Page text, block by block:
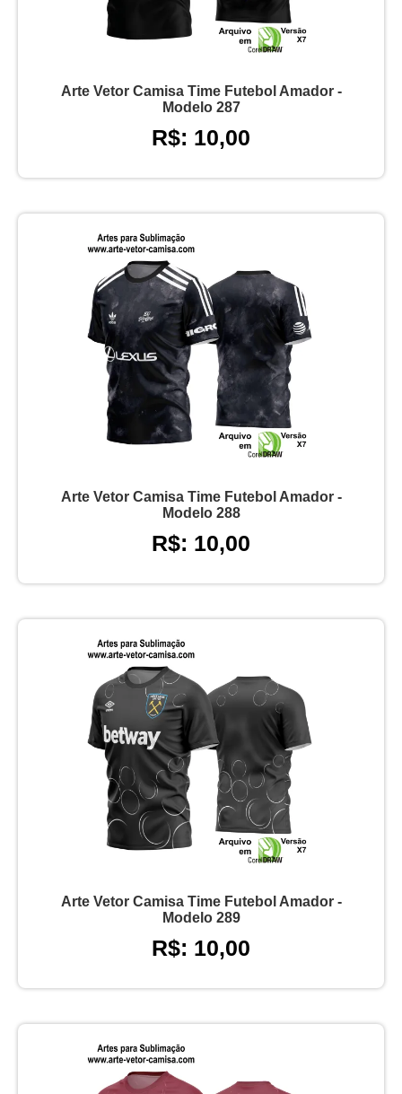
Arte Vetor Camisa Time Futebol Amador -
Modelo 287
R$: 10,00
Arte Vetor Camisa Time Futebol Amador -
Modelo 288
R$: 10,00
Arte Vetor Camisa Time Futebol Amador -
Modelo 289
R$: 10,00